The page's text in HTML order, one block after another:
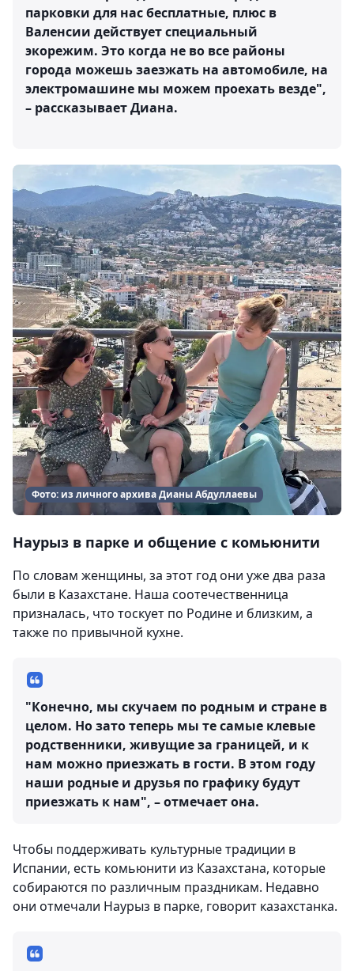
парковки для нас бесплатные, плюс в
Валенсии действует специальный
экорежим. Это когда не во все районы
города можешь заезжать на автомобиле, на
электромашине мы можем проехать везде",
– рассказывает Диана.
Фото: из личного архива Дианы Абдуллаевы
Наурыз в парке и общение с комьюнити
По словам женщины, за этот год они уже два раза
были в Казахстане. Наша соотечественница
призналась, что тоскует по Родине и близким, а
также по привычной кухне.
"Конечно, мы скучаем по родным и стране в
целом. Но зато теперь мы те самые клевые
родственники, живущие за границей, и к
нам можно приезжать в гости. В этом году
наши родные и друзья по графику будут
приезжать к нам", – отмечает она.
Чтобы поддерживать культурные традиции в
Испании, есть комьюнити из Казахстана, которые
собираются по различным праздникам. Недавно
они отмечали Наурыз в парке, говорит казахстанка.